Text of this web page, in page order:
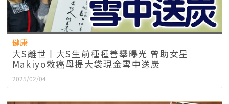
健康
大S離世丨大S生前種種善舉曝光 曾助女星
Makiyo救癌母提大袋現金雪中送炭
2025/02/04